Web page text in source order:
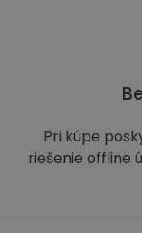
Pri kúpe
riešenie offline